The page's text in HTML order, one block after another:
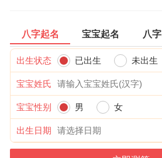
八字起名 宝宝起名 八
出生状态 已出生 未出生
宝宝姓氏
宝宝性别 男 女
出生日期